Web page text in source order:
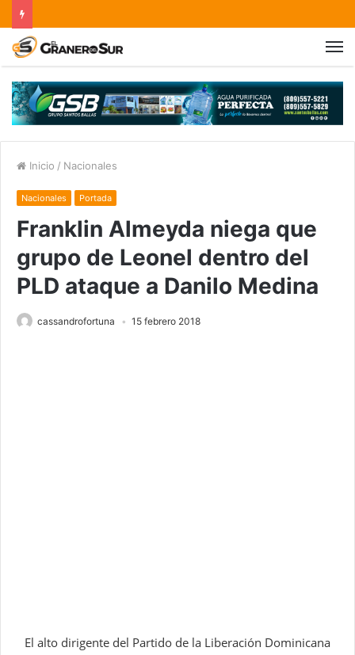
Inicio / Nacionales
Nacionales Portada
Franklin Almeyda niega que
grupo de Leonel dentro del
PLD ataque a Danilo Medina
cassandrofortuna 15 febrero 2018
El alto dirigente del Partido de la Liberación Dominicana